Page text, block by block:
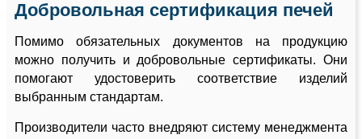
Добровольная сертификация печей
Помимо обязательных документов на продукцию
можно получить и добровольные сертификаты. Они
помогают удостоверить соответствие изделий
выбранным стандартам.
Производители часто внедряют систему менеджмента